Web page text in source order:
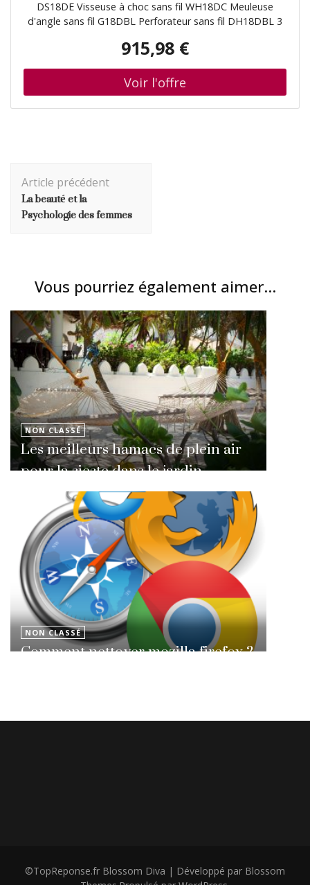
DS18DE Visseuse à choc sans fil WH18DC Meuleuse
d'angle sans fil G18DBL Perforateur sans fil DH18DBL 3
UC18YFSL Grand sac de transport robuste
915,98 €
d'article
Article précédent
La beauté et la
Psychologie des femmes
Vous pourriez également aimer...
NON CLASSÉ
Les meilleurs hamacs de plein air
pour la sieste dans le jardin
NON CLASSÉ
Comment nettoyer mozilla firefox ?
©TopReponse.fr Blossom Diva | Développé par Blossom